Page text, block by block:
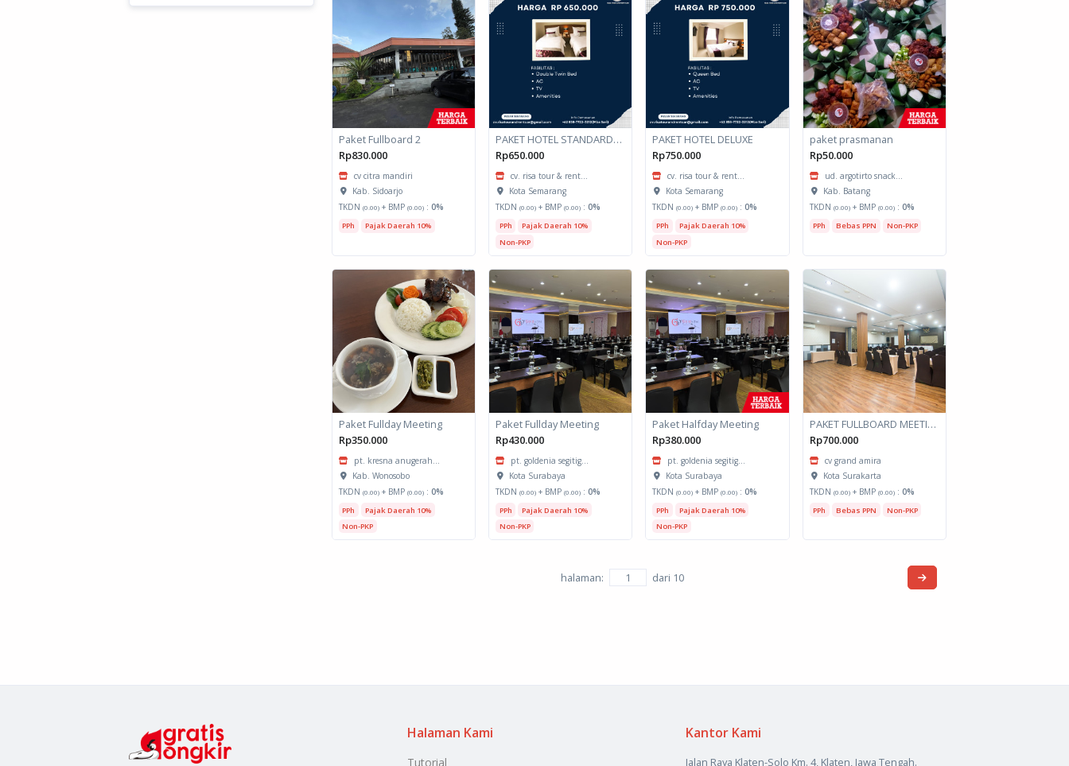
Paket Fullboard 2
Rp830.000
cv citra mandiri
Kab. Sidoarjo
TKDN (0.00)+ BMP (0.00): 0%
PPh Pajak Daerah 10%
PAKET HOTEL STANDARD ROOM
Rp650.000
cv. risa tour & rent...
Kota Semarang
TKDN (0.00)+ BMP (0.00): 0%
PPh
Pajak Daerah 10%
Non-PKP
PAKET HOTEL DELUXE
Rp750.000
cv. risa tour & rent...
Kota Semarang
TKDN(0.00) + BMP(0.00) :0%
PPh
Pajak Daerah 10%
Non-PKP
paket prasmanan
Rp50.000
ud. argotirto snack...
Kab. Batang
TKDN (0.00)+ BMP (0.00): 0%
PPh Bebas PPN Non-PKP
Paket Fullday Meeting
Rp350.000
pt. kresna anugerah...
Kab. Wonosobo
TKDN (0.00)+ BMP (0.00): 0%
PPh
Pajak Daerah 10%
Non-PKP
Paket Fullday Meeting
Rp430.000
pt. goldenia segitig...
Kota Surabaya
TKDN (0.00)+ BMP (0.00): 0%
PPh
Pajak Daerah 10%
Non-PKP
Paket Halfday Meeting
Rp380.000
pt. goldenia segitig...
Kota Surabaya
TKDN(0.00) + BMP(0.00) :0%
PPh
Pajak Daerah 10%
Non-PKP
PAKET FULLBOARD MEETING RESIDENTIAL SINGLE
Rp700.000
cv grand amira
Kota Surakarta
TKDN (0.00)+ BMP (0.00): 0%
PPh Bebas PPN Non-PKP
halaman: dari 10
Halaman Kami
Tutorial
Kantor Kami
Jalan Raya Klaten-Solo Km. 4, Klaten, Jawa Tengah.